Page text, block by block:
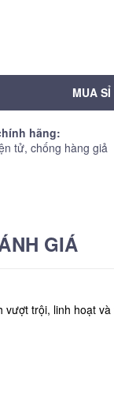
MUA SỈ
hãng:
tử, chống hàng giả
GIÁ
trội, linh hoạt